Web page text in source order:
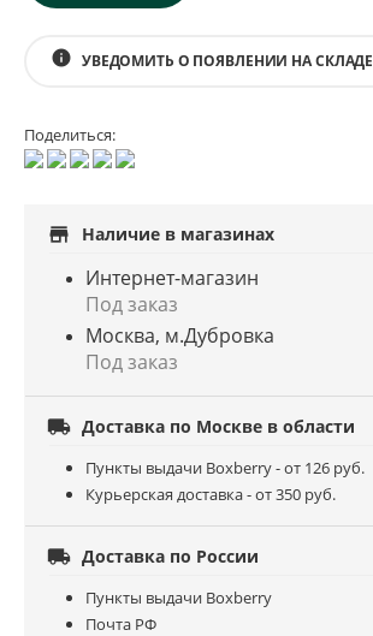
info УВЕДОМИТЬ О ПОЯВЛЕНИИ НА СКЛАДЕ
Поделиться:
store Наличие в магазинах
Интернет-магазин
Под заказ
Москва, м.Дубровка
Под заказ
 Доставка по Москве в области
Пункты выдачи Boxberry - от 126 руб.
Курьерская доставка - от 350 руб.
 Доставка по России
Пункты выдачи Boxberry
Почта РФ